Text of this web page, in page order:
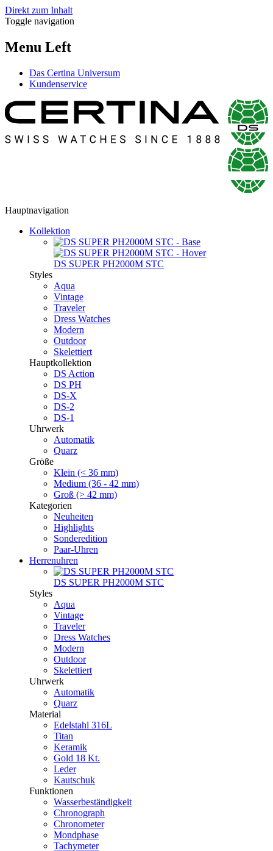
Direkt zum Inhalt
Toggle navigation
Menu Left
Das Certina Universum
Kundenservice
Hauptnavigation
Kollektion
DS SUPER PH2000M STC
Styles
Aqua
Vintage
Traveler
Dress Watches
Modern
Outdoor
Skelettiert
Hauptkollektion
DS Action
DS PH
DS-X
DS-2
DS-1
Uhrwerk
Automatik
Quarz
Größe
Klein (< 36 mm)
Medium (36 - 42 mm)
Groß (> 42 mm)
Kategorien
Neuheiten
Highlights
Sonderedition
Paar-Uhren
Herrenuhren
DS SUPER PH2000M STC
Styles
Aqua
Vintage
Traveler
Dress Watches
Modern
Outdoor
Skelettiert
Uhrwerk
Automatik
Quarz
Material
Edelstahl 316L
Titan
Keramik
Gold 18 Kt.
Leder
Kautschuk
Funktionen
Wasserbeständigkeit
Chronograph
Chronometer
Mondphase
Tachymeter